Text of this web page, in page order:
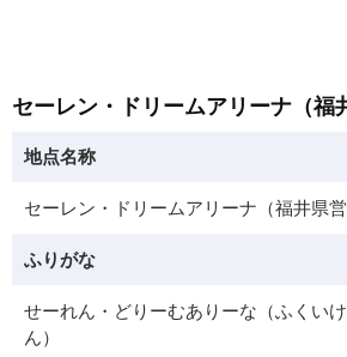
セーレン・ドリームアリーナ（福
地点名称
セーレン・ドリームアリーナ（福井県営
ふりがな
せーれん・どりーむありーな（ふくい
ん）